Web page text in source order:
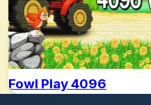
Fowl Play 4096